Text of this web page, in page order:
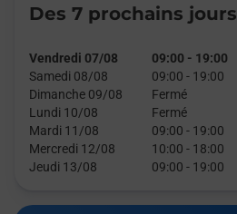
Des 7 prochains jours
Vendredi 07/08 09:00 - 19:00
Samedi 08/08
09:00 - 19:00
Dimanche 09/08
Fermé
Lundi 10/08
Fermé
Mardi 11/08
09:00 - 19:00
Mercredi 12/08
10:00 - 18:00
Jeudi 13/08
09:00 - 19:00